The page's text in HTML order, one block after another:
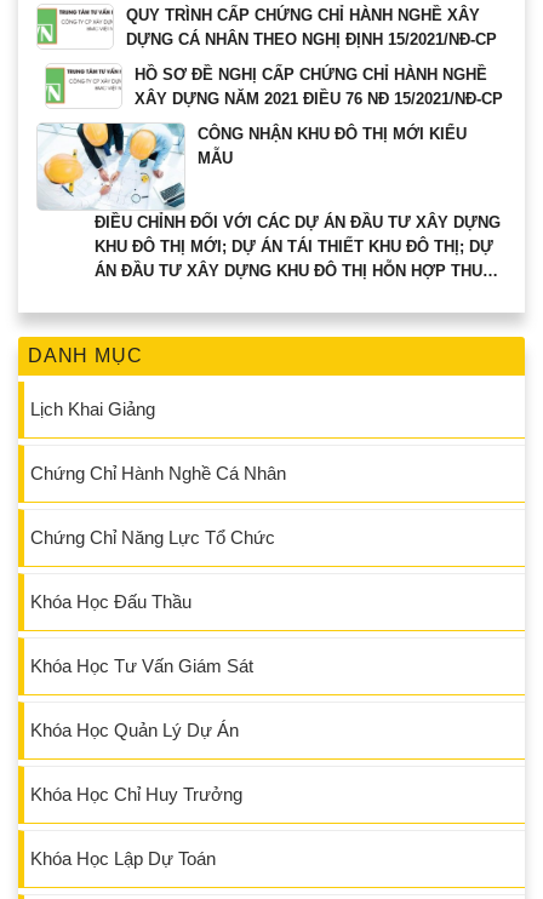
DANH MỤC
Lịch Khai Giảng
Chứng Chỉ Hành Nghề Cá Nhân
Chứng Chỉ Năng Lực Tổ Chức
Khóa Học Đấu Thầu
Khóa Học Tư Vấn Giám Sát
Khóa Học Quản Lý Dự Án
Khóa Học Chỉ Huy Trưởng
Khóa Học Lập Dự Toán
QUY TRÌNH CẤP CHỨNG CHỈ HÀNH NGHỀ XÂY
DỰNG CÁ NHÂN THEO NGHỊ ĐỊNH 15/2021/NĐ-CP
HỒ SƠ ĐỀ NGHỊ CẤP CHỨNG CHỈ HÀNH NGHỀ
XÂY DỰNG NĂM 2021 ĐIỀU 76 NĐ 15/2021/NĐ-CP
CÔNG NHẬN KHU ĐÔ THỊ MỚI KIỂU
MẪU
ĐIỀU CHỈNH ĐỐI VỚI CÁC DỰ ÁN ĐẦU TƯ XÂY DỰNG
KHU ĐÔ THỊ MỚI; DỰ ÁN TÁI THIẾT KHU ĐÔ THỊ; DỰ
ÁN ĐẦU TƯ XÂY DỰNG KHU ĐÔ THỊ HỖN HỢP THUỘC